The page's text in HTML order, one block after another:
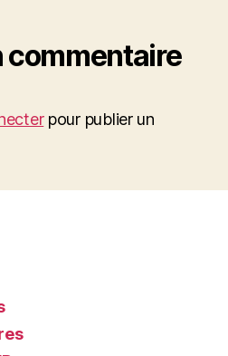
commentaire
pour publier un